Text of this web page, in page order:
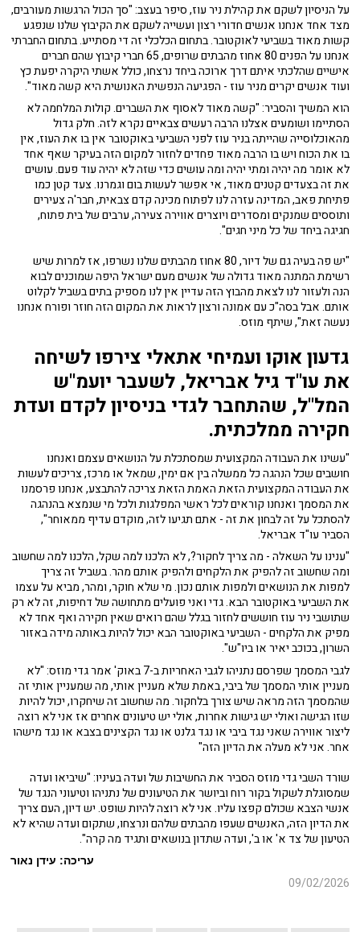
על הניסיון לשקם את קהילת ניר עוז, סיפר בעצב: "סך הכול הרגשות מעורבים,
מצד אחד אנחנו אנשים חדורי רצון ועשייה לשקם את הקיבוץ שלנו שנפגע
קשות מאוד בשביעי לאוקטובר. בתחום הכלכלי זה די מסתייע. בתחום החברתי
אנחנו על הפנים 80 אחוז מהבתים שרופים, 65 חברי קיבוץ שהם חברים
אישיים שהלכתי איתם דרך ארוכה ביחד נרצחו, כולל אשתי היקרה יפעת כץ
ועוד אנשים יקרים מניר עוז - הפגיעה הנפשית האנושית היא קשה מאוד".
הוא המשיך והסביר: "קשה מאוד לאסוף את השברים. קולות המלחמה לא
הסתיימו ושומעים אצלנו הרבה רעשים צבאיים נקרא לזה. חלק גדול
מהאוכלוסייה שהייתה בניר עוז לפני השביעי באוקטובר אין בו את העוז, אין
בו את הכוח ויש בו הרבה מאוד פחדים לחזור למקום הזה בעיקר שאף אחד
לא אומר מה יהיה ומתי יהיה ומה עושים כדי שזה לא יהיה עוד פעם. עושים
את זה בצעדים קטנים מאוד, אי אפשר לעשות בום וגמרנו. צעד קטן כמו
פתיחת פאב, המדינה עזרה לנו לפתוח מכינה קדם צבאית, חבר'ה צעירים
ותוססים שמנקים ומסדרים ויוצרים אווירה צעירה, ערבים של בית פתוח,
חגיגה ביחד של כל מיני חגים".
"יש פה בעיה גם של דיור, 80 אחוז מהבתים שלנו נשרפו, אז למרות שיש
רשימת המתנה מאוד גדולה של אנשים מעם ישראל היפה שמוכנים לבוא
הנה ולעזור לנו לצאת מהבוץ הזה עדיין אין לנו מספיק בתים בשביל לקלוט
אותם. אבל בסה"כ עם אמונה ורצון לראות את המקום הזה חוזר ופורח אנחנו
נעשה זאת", שיתף מוזס.
גדעון אוקו ועמיחי אתאלי צירפו לשיחה
את עו"ד גיל אבריאל, לשעבר יועמ"ש
המל"ל, שהתחבר לגדי בניסיון לקדם ועדת
חקירה ממלכתית.
"עשינו את העבודה המקצועית שמסתכלת על הנושאים עצמם ואנחנו
חושבים שכל הנהגה כל ממשלה בין אם ימין, שמאל או מרכז, צריכים לעשות
את העבודה המקצועית הזאת האמת הזאת צריכה להתבצע, אנחנו פרסמנו
את המסמך ואנחנו קוראים לכל ראשי המפלגות ולכל מי שנמצא בהנהגה
להסתכל על זה לבחון את זה - אתם תגיעו לזה, מוקדם עדיף ממאוחר",
הסביר עו"ד אבריאל.
"ענינו על השאלה - מה צריך לחקור?, לא הלכנו למה שקל, הלכנו למה שחשוב
ומה שחשוב זה להפיק את הלקחים ולהפיק אותם מהר. בשביל זה צריך
למפות את הנושאים ולמפות אותם נכון. מי שלא חוקר, ומהר, מביא על עצמו
את השביעי באוקטובר הבא. גדי ואני פועלים מתחושה של דחיפות, זה לא רק
שתושבי ניר עוז חוששים לחזור בגלל שהם רואים שאין חקירה ואף אחד לא
מפיק את הלקחים - השביעי באוקטובר הבא יכול להיות באותה מידה באזור
השרון, בכוכב יאיר או ביו"ש".
לגבי המסמך שפרסם נתניהו לגבי האחריות ב-7 באוק' אמר גדי מוזס: "לא
מעניין אותי המסמך של ביבי, באמת שלא מעניין אותי, מה שמעניין אותי זה
שהמסמך הזה מראה שיש צורך בלחקור. מה שחשוב זה שיחקרו, יכול להיות
שזו הגישה ואולי יש גישות אחרות, אולי יש טיעונים אחרים אז אני לא רוצה
ליצור אווירה שאני נגד ביבי או נגד גלנט או נגד הקצינים בצבא או נגד מישהו
אחר. אני לא מעלה את הדיון הזה"
שורד השבי גדי מוזס הסביר את החשיבות של ועדה בעיניו: "שיביאו ועדה
שמסוגלת לשקול בקור רוח וביושר את הטיעונים של נתניהו וטיעוני הנגד של
אנשי הצבא שכולם קפצו עליו. אני לא רוצה להיות שופט. יש דיון, העם צריך
את הדיון הזה, האנשים שעפו מהבתים שלהם ונרצחו, שתקום ועדה שהיא לא
הטיעון של צד א' או ב', ועדה שתדון בנושאים ותגיד מה קרה".
עריכה: עידן נאור
09/02/2026